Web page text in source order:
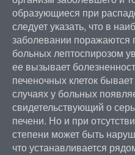
образующиеся при
следует указать, что в
заболевании поражаются
больных лептоспирозом
ее вызывает
печеночных клеток
случаях у больных
свидетельствующий о
печени. Но и при
степени может быть
что устанавливается